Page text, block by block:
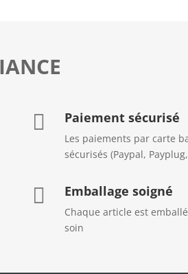
 Paiement sécurisé
Les paiements par carte
sécurisés (Paypal,
 Emballage soigné
Chaque article est
soin